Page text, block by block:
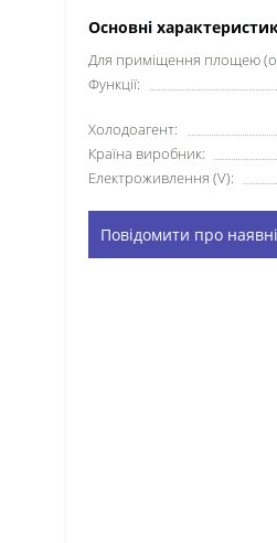
Основні
Для приміщення площею
Функції:
Xолодоагент:
Країна виробник:
Електроживлення (V):
Повідомити про